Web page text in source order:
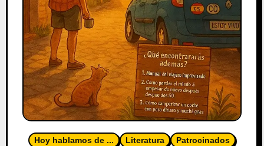
Hoy hablamos de ... Literatura
Patrocinados